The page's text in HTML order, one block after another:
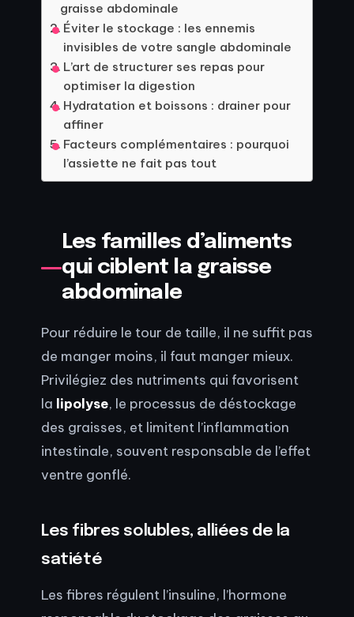
graisse abdominale
Éviter le stockage : les ennemis
invisibles de votre sangle abdominale
L’art de structurer ses repas pour
optimiser la digestion
Hydratation et boissons : drainer pour
affiner
Facteurs complémentaires : pourquoi
l’assiette ne fait pas tout
Les familles d’aliments
qui ciblent la graisse
abdominale
Pour réduire le tour de taille, il ne suffit pas
de manger moins, il faut manger mieux.
Privilégiez des nutriments qui favorisent
la lipolyse, le processus de déstockage
des graisses, et limitent l’inflammation
intestinale, souvent responsable de l’effet
ventre gonflé.
Les fibres solubles, alliées de la
satiété
Les fibres régulent l’insuline, l’hormone